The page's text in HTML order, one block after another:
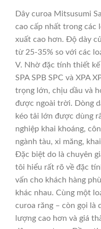
Dây curoa Mitsusumi
cao cấp nhất trong các
xuất cao hơn. Độ dày
từ 25-35% so với các
V. Nhờ đặc tính thiết
SPA SPB SPC và XPA
trọng lớn, chịu dầu và
được ngoài trời. Dòng
kéo tải lớn được dùng
nghiệp khai khoáng,
ngành tàu, xi măng,
Đặc biệt do là chuyên
tôi hiểu rất rõ về đặc
vấn cho khách hàng
khác nhau. Cùng một
curoa răng – còn gọi là
lượng cao hơn và giá